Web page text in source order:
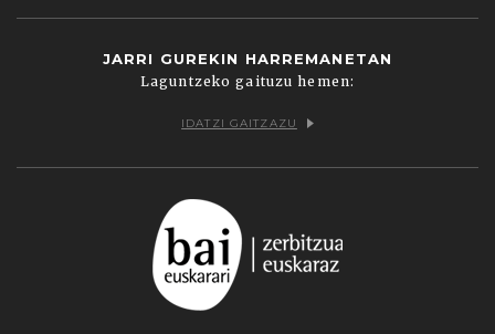
JARRI GUREKIN HARREMANETAN
Laguntzeko gaituzu hemen:
IDATZI GAITZAZU